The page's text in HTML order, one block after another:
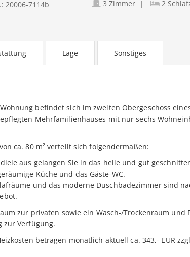
20006-7114b 3 Zimmer 2
Lage Sonstiges
befindet sich im zweiten Obergeschoss
Mehrfamilienhauses mit nur sechs
ca. 80 m² verteilt sich folgendermaßen:
aus gelangen Sie in das helle und gut
Küche und das Gäste-WC.
und das moderne Duschbadezimmer sind
zur privaten sowie ein Wasch-/Trockenraum und
zur Verfügung.
betragen monatlich aktuell ca. 343,- EUR